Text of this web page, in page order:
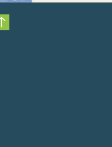
Nach oben scrollen